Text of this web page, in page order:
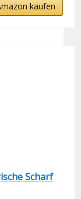
kaufen
Scharf